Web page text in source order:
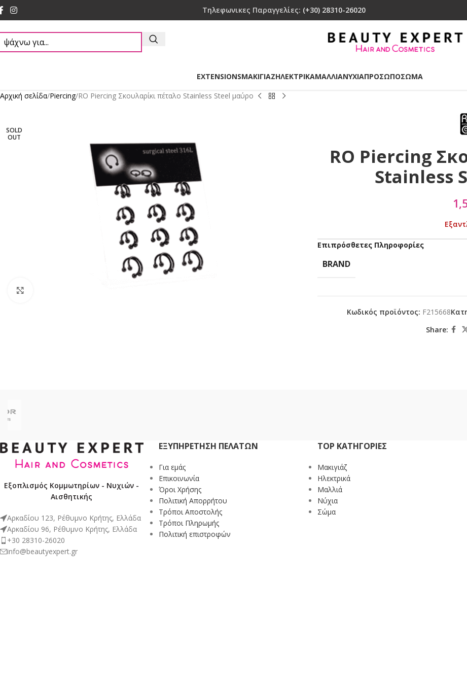
Τηλεφωνικες Παραγγελίες: (+30) 28310-26020
EXTENSIONSΜΑΚΙΓΙΑΖΗΛΕΚΤΡΙΚΑΜΑΛΛΙΑΝΥΧΙΑΠΡΟΣΩΠΟΣΩΜΑ
Αρχική σελίδα Piercing RO Piercing Σκουλαρίκι πέταλο Stainless Steel μαύρο
SOLD
OUT
RO Piercing
Stainless
Επιπρόσθετες Πληροφορίες
BRAND
Κωδικός προϊόντος: F215668
Share:
Εξοπλισμός Κομμωτηρίων - Νυχιών -
Αισθητικής
Αρκαδίου 123, Ρέθυμνο Κρήτης, Ελλάδα
Αρκαδίου 96, Ρέθυμνο Κρήτης, Ελλάδα
+30 28310-26020
info@beautyexpert.gr
ΕΞΥΠΗΡΈΤΗΣΗ ΠΕΛΑΤΏΝ
Για εμάς
Επικοινωνία
Όροι Χρήσης
Πολιτική Απορρήτου
Τρόποι Αποστολής
Τρόποι Πληρωμής
Πολιτική επιστροφών
TOP ΚΑΤΗΓΟΡΙΕΣ
Mακιγιάζ
Ηλεκτρικά
Μαλλιά
Νύχια
Σώμα